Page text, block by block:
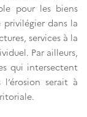
pour les biens
dans la
services à la
Par ailleurs,
qui intersectent
serait à